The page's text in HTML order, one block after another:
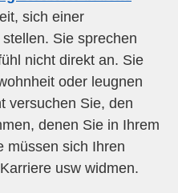
sich einer
Sie sprechen
nicht direkt an. Sie
oder leugnen
versuchen Sie, den
denen Sie in Ihrem
müssen sich Ihren
usw widmen.